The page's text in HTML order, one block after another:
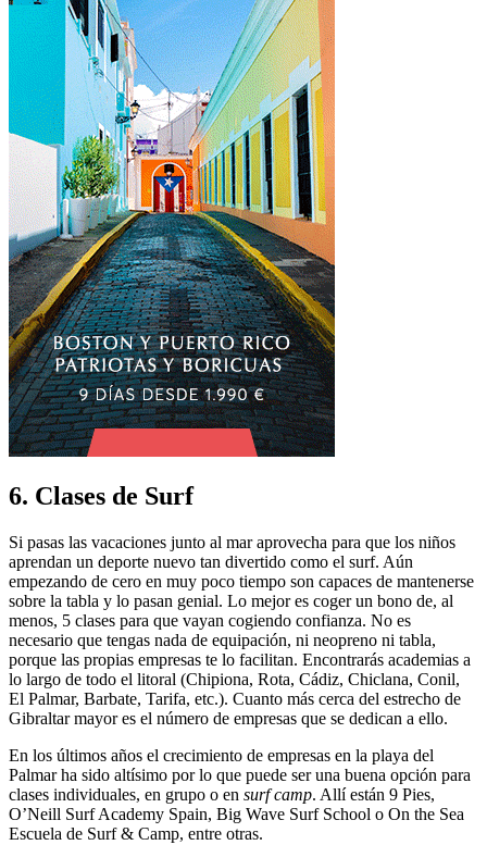
6. Clases de Surf
Si pasas las vacaciones junto al mar aprovecha para que los niños
aprendan un deporte nuevo tan divertido como el surf. Aún
empezando de cero en muy poco tiempo son capaces de mantenerse
sobre la tabla y lo pasan genial. Lo mejor es coger un bono de, al
menos, 5 clases para que vayan cogiendo confianza. No es
necesario que tengas nada de equipación, ni neopreno ni tabla,
porque las propias empresas te lo facilitan. Encontrarás academias a
lo largo de todo el litoral (Chipiona, Rota, Cádiz, Chiclana, Conil,
El Palmar, Barbate, Tarifa, etc.). Cuanto más cerca del estrecho de
Gibraltar mayor es el número de empresas que se dedican a ello.
En los últimos años el crecimiento de empresas en la playa del
Palmar ha sido altísimo por lo que puede ser una buena opción para
clases individuales, en grupo o en surf camp. Allí están 9 Pies,
O’Neill Surf Academy Spain, Big Wave Surf School o On the Sea
Escuela de Surf & Camp, entre otras.